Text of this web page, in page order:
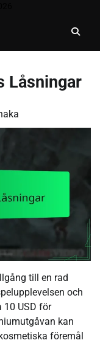
Låsningar
till en rad
och
10 USD för
kan
föremål